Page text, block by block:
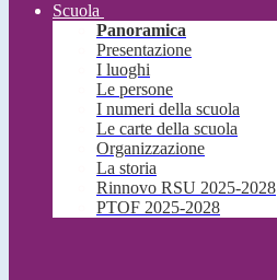
Scuola
Panoramica
Presentazione
I luoghi
Le persone
I numeri della scuola
Le carte della scuola
Organizzazione
La storia
Rinnovo RSU 2025-2028
PTOF 2025-2028